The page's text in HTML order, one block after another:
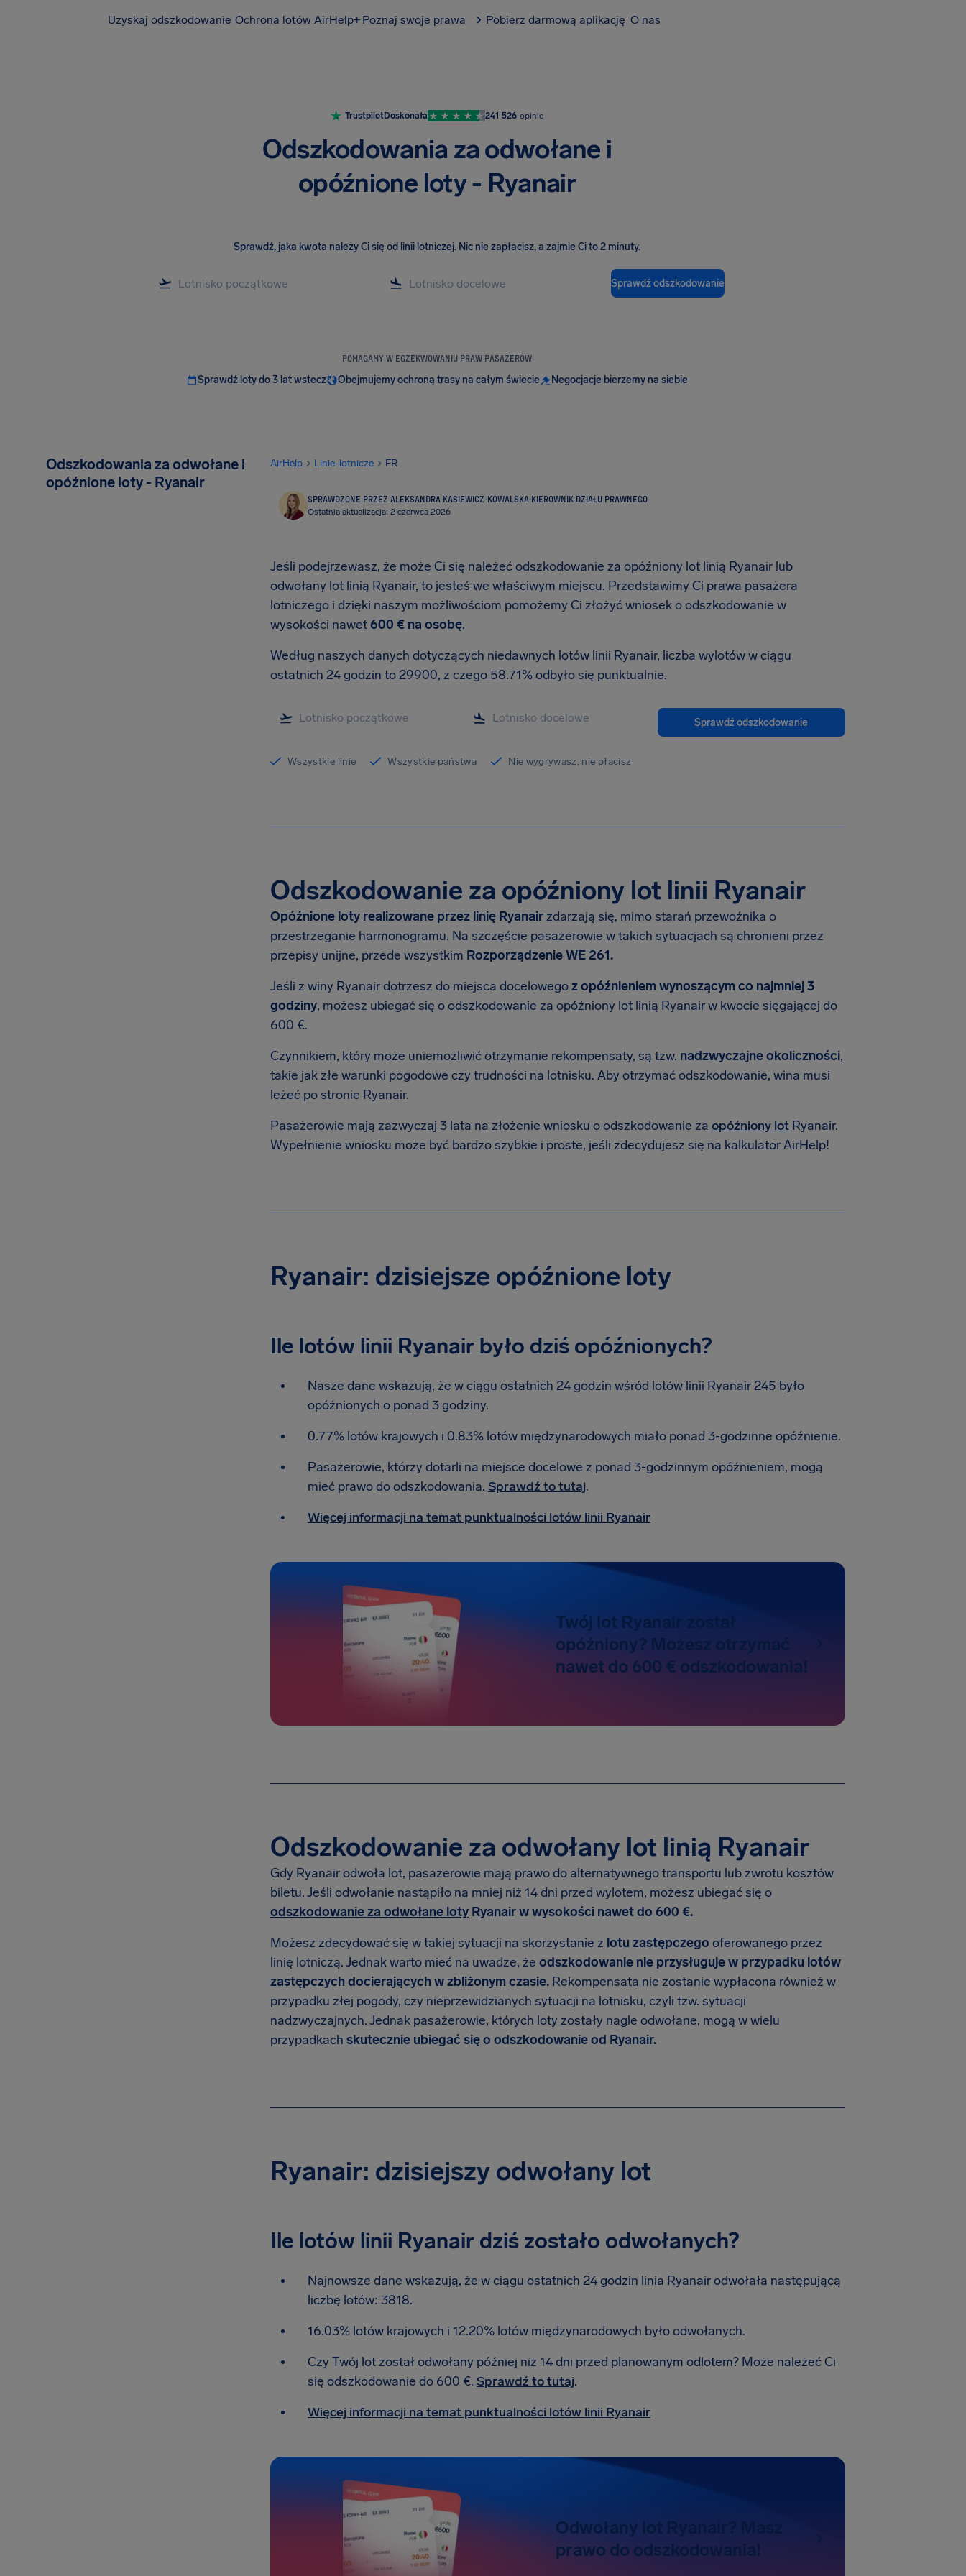
Uzyskaj odszkodowanie Ochrona lotów AirHelp+ Poznaj swoje prawa Pobierz darmową aplikację O nas
TrustpilotDoskonała 241 526 opinie
Odszkodowania za odwołane i
opóźnione loty - Ryanair
Sprawdź, jaka kwota należy Ci się od linii lotniczej. Nic nie zapłacisz, a zajmie Ci to 2 minuty.
Sprawdź odszkodowanie
POMAGAMY W EGZEKWOWANIU PRAW PASAŻERÓW
Sprawdź loty do 3 lat wstecz Obejmujemy ochroną trasy na całym świecie Negocjacje bierzemy na siebie
Odszkodowania za odwołane i
opóźnione loty - Ryanair
AirHelp Linie-lotnicze FR
SPRAWDZONE PRZEZ ALEKSANDRA KASIEWICZ-KOWALSKA·KIEROWNIK DZIAŁU PRAWNEGO
Ostatnia aktualizacja: 2 czerwca 2026
Jeśli podejrzewasz, że może Ci się należeć odszkodowanie za opóźniony lot linią Ryanair lub
odwołany lot linią Ryanair, to jesteś we właściwym miejscu. Przedstawimy Ci prawa pasażera
lotniczego i dzięki naszym możliwościom pomożemy Ci złożyć wniosek o odszkodowanie w
wysokości nawet600 € na osobę.
Według naszych danych dotyczących niedawnych lotów linii Ryanair, liczba wylotów w ciągu
ostatnich 24 godzin to 29900, z czego 58.71% odbyło się punktualnie.
Sprawdź odszkodowanie
Wszystkie linie Wszystkie państwa Nie wygrywasz, nie płacisz
Odszkodowanie za opóźniony lot linii Ryanair
Opóźnione loty realizowane przez linię Ryanairzdarzają się, mimo starań przewoźnika o
przestrzeganie harmonogramu. Na szczęście pasażerowie w takich sytuacjach są chronieni przez
przepisy unijne, przede wszystkim Rozporządzenie WE 261.
Jeśli z winy Ryanair dotrzesz do miejsca docelowegoz opóźnieniem wynoszącym co najmniej 3
godziny, możesz ubiegać się o odszkodowanie za opóźniony lot linią Ryanair w kwocie sięgającej do
600 €.
Czynnikiem, który może uniemożliwić otrzymanie rekompensaty, są tzw. nadzwyczajne okoliczności,
takie jak złe warunki pogodowe czy trudności na lotnisku. Aby otrzymać odszkodowanie, wina musi
leżeć po stronie Ryanair.
Pasażerowie mają zazwyczaj 3 lata na złożenie wniosku o odszkodowanie za opóźniony lot Ryanair.
Wypełnienie wniosku może być bardzo szybkie i proste, jeśli zdecydujesz się na kalkulator AirHelp!
Ryanair: dzisiejsze opóźnione loty
Ile lotów linii Ryanair było dziś opóźnionych?
Nasze dane wskazują, że w ciągu ostatnich 24 godzin wśród lotów linii Ryanair 245 było
opóźnionych o ponad 3 godziny.
0.77% lotów krajowych i 0.83% lotów międzynarodowych miało ponad 3-godzinne opóźnienie.
Pasażerowie, którzy dotarli na miejsce docelowe z ponad 3-godzinnym opóźnieniem, mogą
mieć prawo do odszkodowania. Sprawdź to tutaj.
Więcej informacji na temat punktualności lotów linii Ryanair
Twój lot Ryanair został
opóźniony? Możesz otrzymać
nawet do 600 € odszkodowania!
Odszkodowanie za odwołany lot linią Ryanair
Gdy Ryanair odwoła lot, pasażerowie mają prawo do alternatywnego transportu lub zwrotu kosztów
biletu. Jeśli odwołanie nastąpiło na mniej niż 14 dni przed wylotem, możesz ubiegać się o
odszkodowanie za odwołane loty Ryanair w wysokości nawet do 600 €.
Możesz zdecydować się w takiej sytuacji na skorzystanie z lotu zastępczego oferowanego przez
linię lotniczą. Jednak warto mieć na uwadze, że odszkodowanie nie przysługuje w przypadku lotów
zastępczych docierających w zbliżonym czasie. Rekompensata nie zostanie wypłacona również w
przypadku złej pogody, czy nieprzewidzianych sytuacji na lotnisku, czyli tzw. sytuacji
nadzwyczajnych. Jednak pasażerowie, których loty zostały nagle odwołane, mogą w wielu
przypadkach skutecznie ubiegać się o odszkodowanie od Ryanair.
Ryanair: dzisiejszy odwołany lot
Ile lotów linii Ryanair dziś zostało odwołanych?
Najnowsze dane wskazują, że w ciągu ostatnich 24 godzin linia Ryanair odwołała następującą
liczbę lotów: 3818.
16.03% lotów krajowych i 12.20% lotów międzynarodowych było odwołanych.
Czy Twój lot został odwołany później niż 14 dni przed planowanym odlotem? Może należeć Ci
się odszkodowanie do 600 €. Sprawdź to tutaj.
Więcej informacji na temat punktualności lotów linii Ryanair
Odwołany lot Ryanair? Masz
prawo do odszkodowania!